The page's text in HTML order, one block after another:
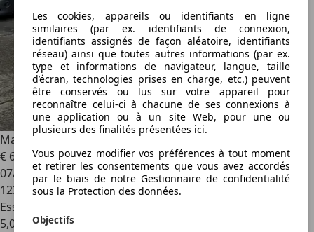
Les cookies, appareils ou identifiants en ligne
similaires (par ex. identifiants de connexion,
identifiants assignés de façon aléatoire, identifiants
réseau) ainsi que toutes autres informations (par ex.
type et informations de navigateur, langue, taille
d’écran, technologies prises en charge, etc.) peuvent
être conservés ou lus sur votre appareil pour
reconnaître celui-ci à chacune de ses connexions à
une application ou à un site Web, pour une ou
plusieurs des finalités présentées ici.
Vous pouvez modifier vos préférences à tout moment
et retirer les consentements que vous avez accordés
par le biais de notre Gestionnaire de confidentialité
sous la Protection des données.
Objectifs
Mazda 2
1.3i * Kenko * PDC * Airco * Zetel Verw
€ 6 450
07/2013
123 780 km
Essence
5,0 l/100 km (mixte)